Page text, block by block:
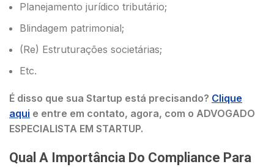
Planejamento jurídico tributário;
Blindagem patrimonial;
(Re) Estruturações societárias;
Etc.
É disso que sua Startup está precisando? Clique
aqui e entre em contato, agora, com o ADVOGADO
ESPECIALISTA EM STARTUP.
Qual A Importância Do Compliance Para